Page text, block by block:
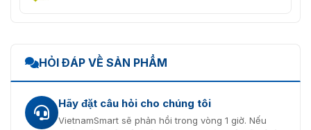
H.264
Baseline Profile, Main Profile, High Profile
H.265
Main Profile
HỎI ĐÁP VỀ SẢN PHẨM
Hãy đặt câu hỏi cho chúng tôi
VietnamSmart sẽ phản hồi trong vòng 1 giờ. Nếu